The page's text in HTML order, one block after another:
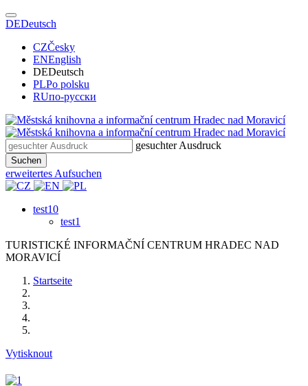
DEDeutsch
CZČesky
ENEnglish
DEDeutsch
PLPo polsku
RUпо-русски
gesuchter Ausdruck
Suchen
erweitertes Aufsuchen
test10
test1
TURISTICKÉ INFORMAČNÍ CENTRUM HRADEC NAD
MORAVICÍ
Startseite
Vytisknout